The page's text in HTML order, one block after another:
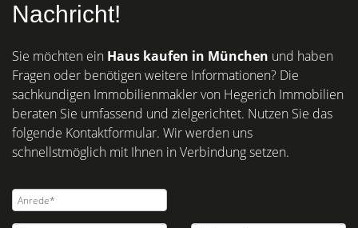
Nachricht!
Sie möchten ein Haus kaufen in München und haben
Fragen oder benötigen weitere Informationen? Die
sachkundigen Immobilienmakler von Hegerich Immobilien
beraten Sie umfassend und zielgerichtet. Nutzen Sie das
folgende Kontaktformular. Wir werden uns
schnellstmöglich mit Ihnen in Verbindung setzen.